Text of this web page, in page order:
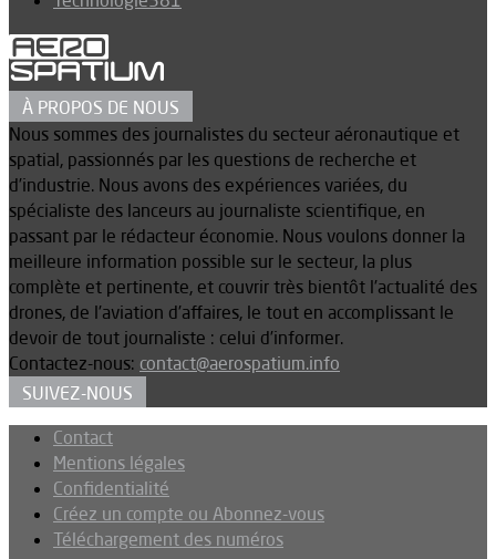
À PROPOS DE NOUS
Nous sommes des journalistes du secteur aéronautique et
spatial, passionnés par les questions de recherche et
d’industrie. Nous avons des expériences variées, du
spécialiste des lanceurs au journaliste scientifique, en
passant par le rédacteur économie. Nous voulons donner la
meilleure information possible sur le secteur, la plus
complète et pertinente, et couvrir très bientôt l’actualité des
drones, de l’aviation d’affaires, le tout en accomplissant le
devoir de tout journaliste : celui d’informer.
Contactez-nous: contact@aerospatium.info
SUIVEZ-NOUS
Contact
Mentions légales
Confidentialité
Créez un compte ou Abonnez-vous
Téléchargement des numéros